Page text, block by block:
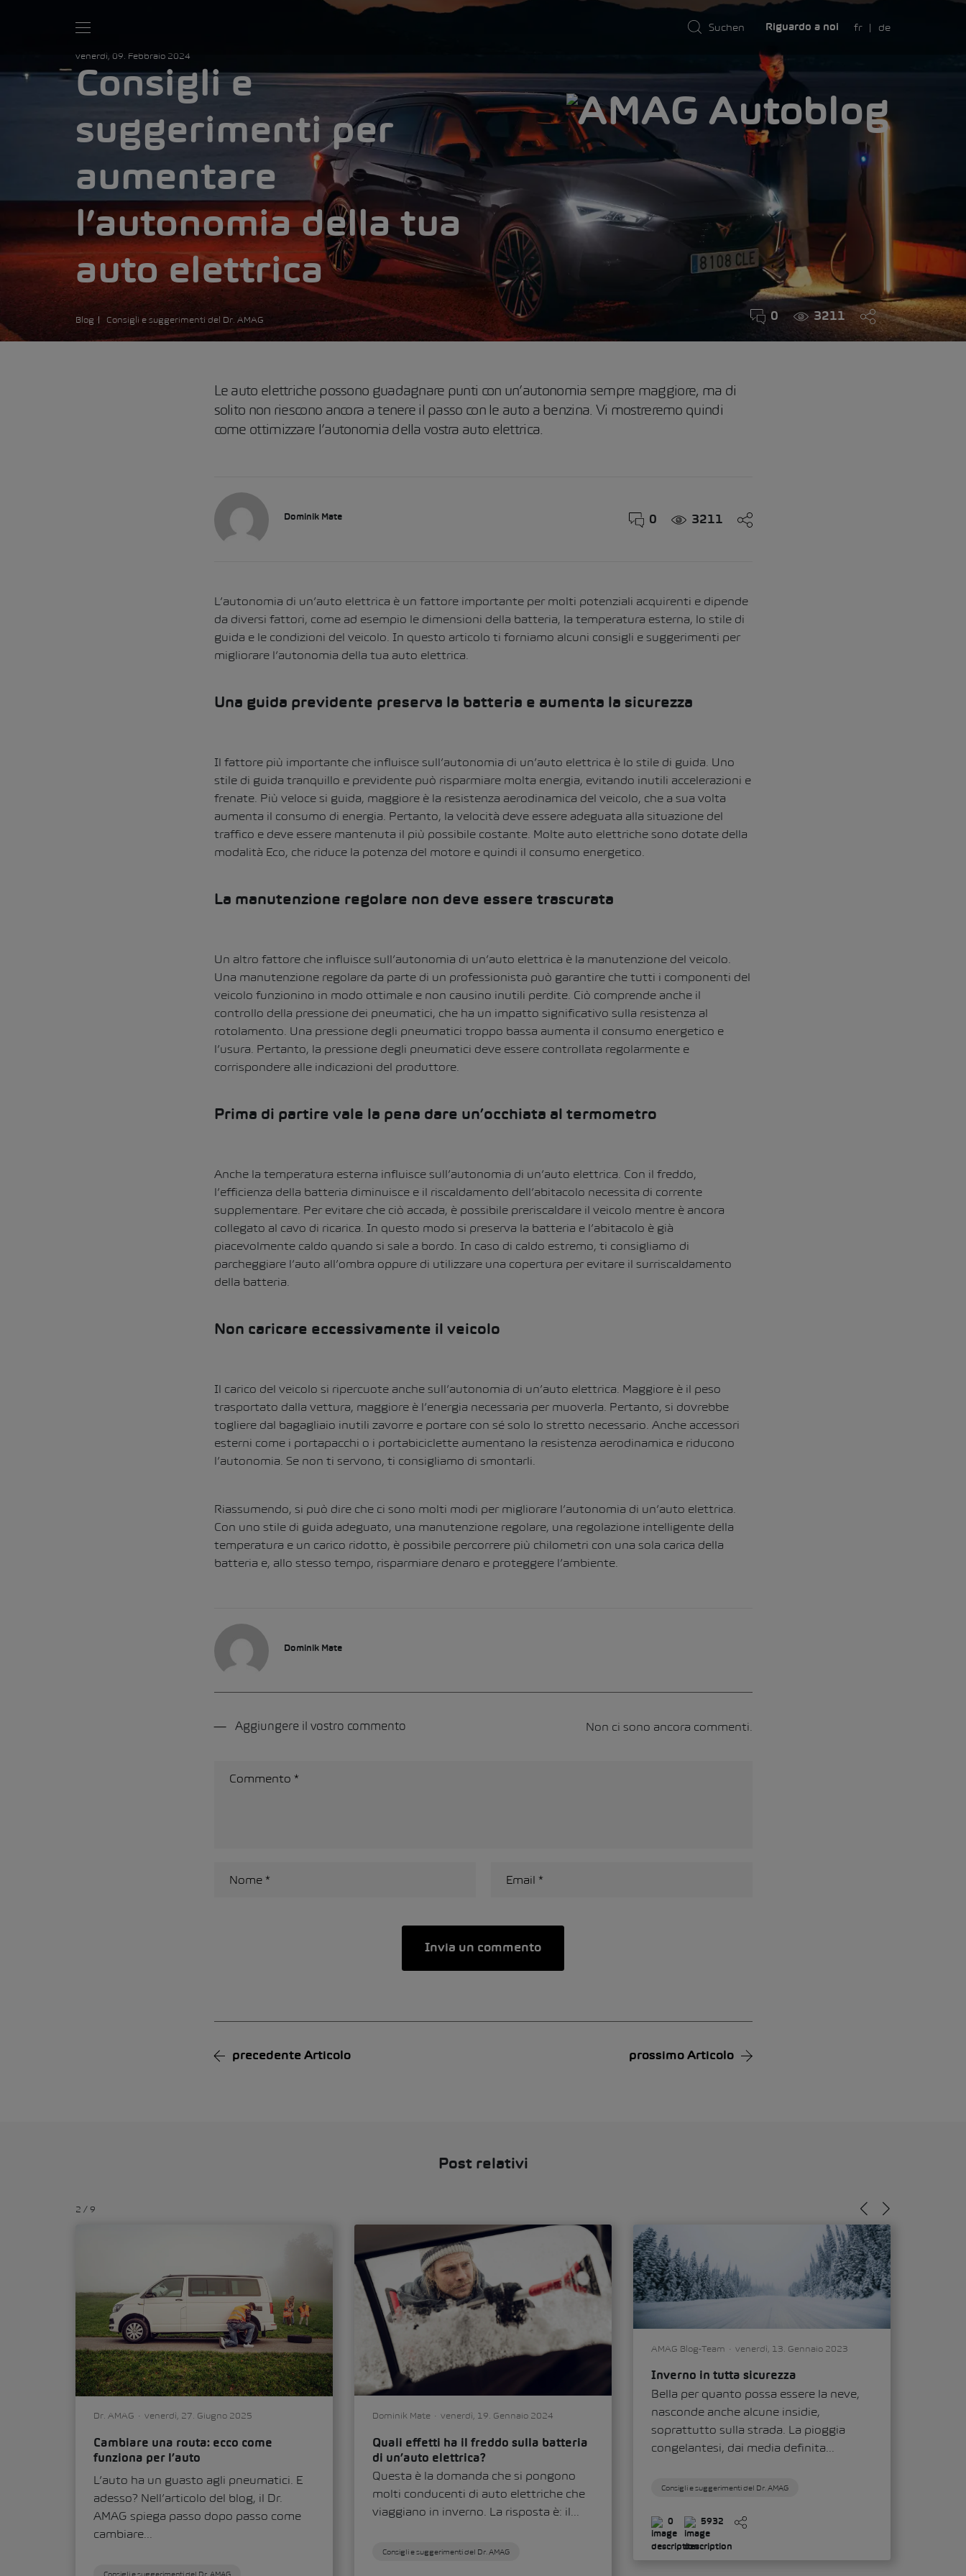
Riguardo a noi fr de
venerdì, 09. Febbraio 2024
Consigli e
suggerimenti per
aumentare
l’autonomia della tua
auto elettrica
Blog Consigli e suggerimenti del Dr. AMAG 0 3211
Le auto elettriche possono guadagnare punti con un’autonomia sempre maggiore, ma di
solito non riescono ancora a tenere il passo con le auto a benzina. Vi mostreremo quindi
come ottimizzare l’autonomia della vostra auto elettrica.
Dominik Mate 0 3211
L’autonomia di un’auto elettrica è un fattore importante per molti potenziali acquirenti e dipende
da diversi fattori, come ad esempio le dimensioni della batteria, la temperatura esterna, lo stile di
guida e le condizioni del veicolo. In questo articolo ti forniamo alcuni consigli e suggerimenti per
migliorare l’autonomia della tua auto elettrica.
Una guida previdente preserva la batteria e aumenta la sicurezza
Il fattore più importante che influisce sull’autonomia di un’auto elettrica è lo stile di guida. Uno
stile di guida tranquillo e previdente può risparmiare molta energia, evitando inutili accelerazioni e
frenate. Più veloce si guida, maggiore è la resistenza aerodinamica del veicolo, che a sua volta
aumenta il consumo di energia. Pertanto, la velocità deve essere adeguata alla situazione del
traffico e deve essere mantenuta il più possibile costante. Molte auto elettriche sono dotate della
modalità Eco, che riduce la potenza del motore e quindi il consumo energetico.
La manutenzione regolare non deve essere trascurata
Un altro fattore che influisce sull’autonomia di un’auto elettrica è la manutenzione del veicolo.
Una manutenzione regolare da parte di un professionista può garantire che tutti i componenti del
veicolo funzionino in modo ottimale e non causino inutili perdite. Ciò comprende anche il
controllo della pressione dei pneumatici, che ha un impatto significativo sulla resistenza al
rotolamento. Una pressione degli pneumatici troppo bassa aumenta il consumo energetico e
l’usura. Pertanto, la pressione degli pneumatici deve essere controllata regolarmente e
corrispondere alle indicazioni del produttore.
Prima di partire vale la pena dare un’occhiata al termometro
Anche la temperatura esterna influisce sull’autonomia di un’auto elettrica. Con il freddo,
l’efficienza della batteria diminuisce e il riscaldamento dell’abitacolo necessita di corrente
supplementare. Per evitare che ciò accada, è possibile preriscaldare il veicolo mentre è ancora
collegato al cavo di ricarica. In questo modo si preserva la batteria e l’abitacolo è già
piacevolmente caldo quando si sale a bordo. In caso di caldo estremo, ti consigliamo di
parcheggiare l’auto all’ombra oppure di utilizzare una copertura per evitare il surriscaldamento
della batteria.
Non caricare eccessivamente il veicolo
Il carico del veicolo si ripercuote anche sull’autonomia di un’auto elettrica. Maggiore è il peso
trasportato dalla vettura, maggiore è l’energia necessaria per muoverla. Pertanto, si dovrebbe
togliere dal bagagliaio inutili zavorre e portare con sé solo lo stretto necessario. Anche accessori
esterni come i portapacchi o i portabiciclette aumentano la resistenza aerodinamica e riducono
l’autonomia. Se non ti servono, ti consigliamo di smontarli.
Riassumendo, si può dire che ci sono molti modi per migliorare l’autonomia di un’auto elettrica.
Con uno stile di guida adeguato, una manutenzione regolare, una regolazione intelligente della
temperatura e un carico ridotto, è possibile percorrere più chilometri con una sola carica della
batteria e, allo stesso tempo, risparmiare denaro e proteggere l’ambiente.
Dominik Mate
Aggiungere il vostro commento Non ci sono ancora commenti.
precedente Articolo prossimo Articolo
Post relativi
2 / 9
Dr. AMAG venerdì, 27. Giugno 2025
Cambiare una routa: ecco come
funziona per l’auto
L’auto ha un guasto agli pneumatici. E
adesso? Nell’articolo del blog, il Dr.
AMAG spiega passo dopo passo come
cambiare...
Consigli e suggerimenti del Dr. AMAG
Dominik Mate venerdì, 19. Gennaio 2024
Quali effetti ha il freddo sulla batteria
di un’auto elettrica?
Questa è la domanda che si pongono
molti conducenti di auto elettriche che
viaggiano in inverno. La risposta è: il...
Consigli e suggerimenti del Dr. AMAG
AMAG Blog-Team venerdì, 13. Gennaio 2023
Inverno in tutta sicurezza
Bella per quanto possa essere la neve,
nasconde anche alcune insidie,
soprattutto sulla strada. La pioggia
congelantesi, dai media definita...
Consigli e suggerimenti del Dr. AMAG
0 5932